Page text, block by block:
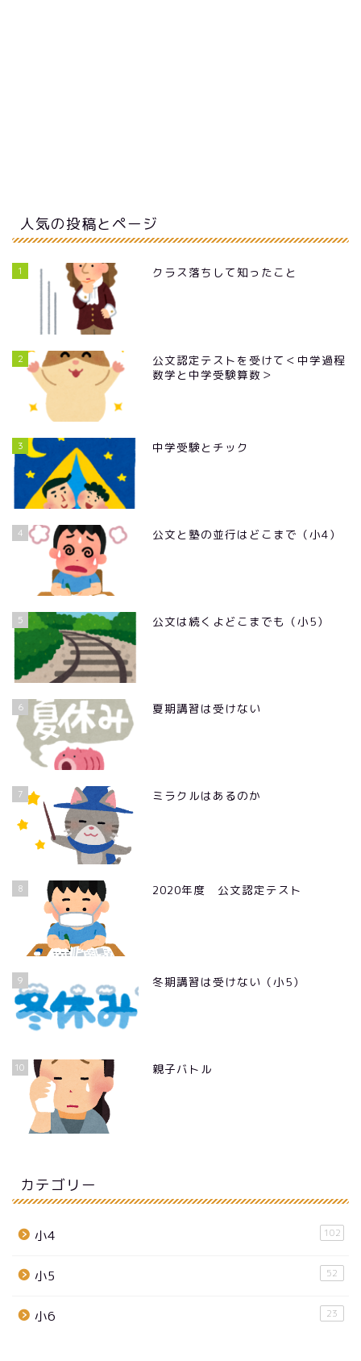
人気の投稿とページ
1 クラス落ちして知ったこと
2
公文認定テストを受けて＜中学過程
数学と中学受験算数＞
3 中学受験とチック
4 公文と塾の並行はどこまで（小4）
5 公文は続くよどこまでも（小5）
6 夏期講習は受けない
7 ミラクルはあるのか
8 2020年度 公文認定テスト
9 冬期講習は受けない（小5）
10 親子バトル
カテゴリー
小4 102
小5 52
小6 23